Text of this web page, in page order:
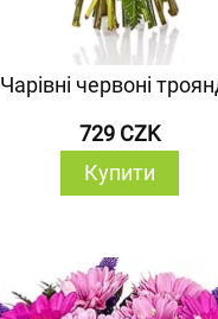
Чарівні червоні
729 CZK
Купити